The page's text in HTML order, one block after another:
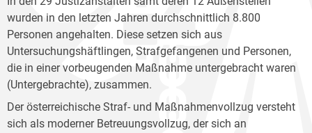
wurden in den letzten Jahren durchschnittlich 8.800
Personen angehalten. Diese setzen sich aus
Untersuchungshäftlingen, Strafgefangenen und Personen,
die in einer vorbeugenden Maßnahme untergebracht waren
(Untergebrachte), zusammen.
Der österreichische Straf- und Maßnahmenvollzug versteht
sich als moderner Betreuungsvollzug, der sich an